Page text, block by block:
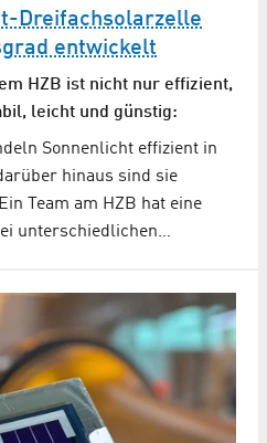
Dreifachsolarzelle
entwickelt
HZB ist nicht nur effizient,
leicht und günstig:
Sonnenlicht effizient in
hinaus sind sie
Team am HZB hat eine
unterschiedlichen…